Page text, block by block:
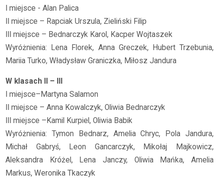
I miejsce - Alan Palica
II miejsce – Rapciak Urszula, Zieliński Filip
III miejsce – Bednarczyk Karol, Kacper Wojtaszek
Wyróżnienia: Lena Florek, Anna Greczek, Hubert Trzebunia,
Mariia Turko, Władysław Graniczka, Miłosz Jandura
W klasach II – III
I miejsce–Martyna Salamon
II miejsce – Anna Kowalczyk, Oliwia Bednarczyk
III miejsce –Kamil Kurpiel, Oliwia Babik
Wyróżnienia: Tymon Bednarz, Amelia Chryc, Pola Jandura,
Michał Gabryś, Leon Gancarczyk, Mikołaj Majkowicz,
Aleksandra Króżel, Lena Janczy, Oliwia Mańka, Amelia
Markus, Weronika Tkaczyk